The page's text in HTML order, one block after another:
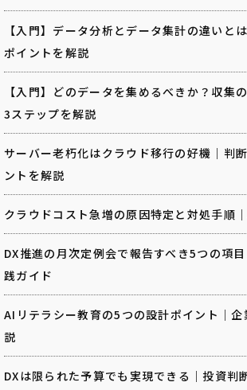
【入門】データ分析とデータ集計の違いと
ポイントを解説
【入門】どのデータを集めるべきか？収集
3ステップを解説
サーバー老朽化はクラウド移行の好機｜判
ントを解説
クラウドコスト急増の原因特定と対処手順
DX推進の月次定例会で報告すべき5つの項
践ガイド
AIリテラシー教育の5つの設計ポイント｜
説
DXは限られた予算でも実現できる｜投資判